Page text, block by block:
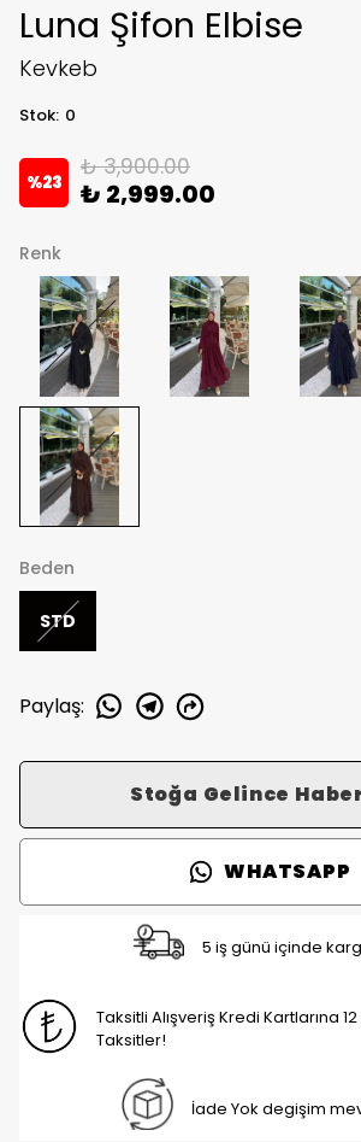
Luna Şifon Elbise
Kevkeb
Stok: 0
%23
₺ 3,900.00
₺ 2,999.00
Renk
Beden
STD
Paylaş:
Stoğa Gelince
WHATSAPP
5 iş günü içinde
Taksitli Alışveriş Kredi Kartlarına
Taksitler!
İade Yok degişim